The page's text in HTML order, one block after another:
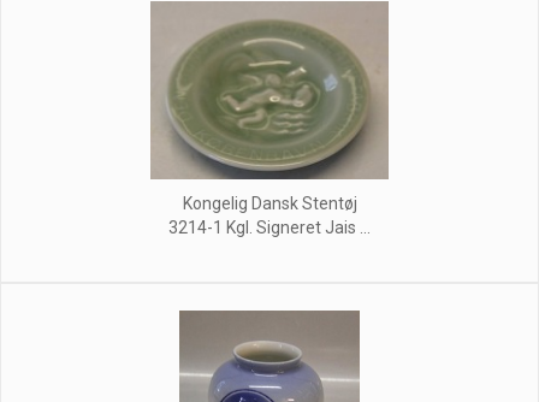
Kongelig Dansk Stentøj
3214-1 Kgl. Signeret Jais ...